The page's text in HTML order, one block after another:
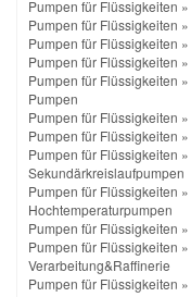
Pumpen für Flüssigkeiten »
Pumpen für Flüssigkeiten »
Pumpen für Flüssigkeiten »
Pumpen für Flüssigkeiten »
Pumpen für Flüssigkeiten »
Pumpen
Pumpen für Flüssigkeiten »
Pumpen für Flüssigkeiten »
Pumpen für Flüssigkeiten »
Sekundärkreislaufpumpen
Pumpen für Flüssigkeiten »
Hochtemperaturpumpen
Pumpen für Flüssigkeiten »
Pumpen für Flüssigkeiten »
Verarbeitung&Raffinerie
Pumpen für Flüssigkeiten »